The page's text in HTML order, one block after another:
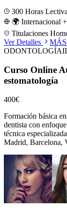
300 Horas
🌍 Internacional
Titulaciones
Ver Detalles
ODONTOLOGÍA
Curso Online
estomatología
400€
Formación básica
dentista con
técnica
Madrid, Barcelona,